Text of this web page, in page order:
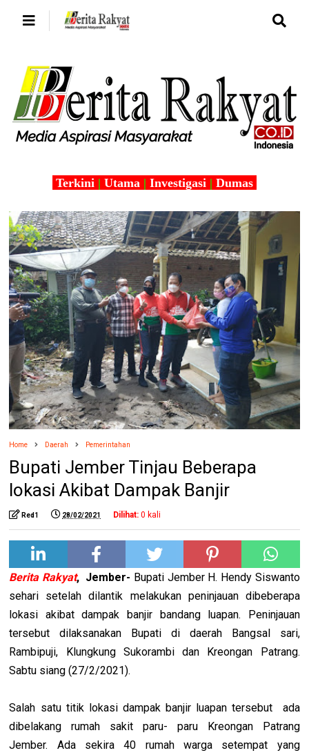
Terkini | Utama | Investigasi | Dumas
Home Daerah Pemerintahan
Bupati Jember Tinjau Beberapa
lokasi Akibat Dampak Banjir
Red1 28/02/2021 Dilihat: 0 kali
Berita Rakyat, Jember- Bupati Jember H. Hendy Siswanto
sehari setelah dilantik melakukan peninjauan dibeberapa
lokasi akibat dampak banjir bandang luapan. Peninjauan
tersebut dilaksanakan Bupati di daerah Bangsal sari,
Rambipuji, Klungkung Sukorambi dan Kreongan Patrang.
Sabtu siang (27/2/2021).
Salah satu titik lokasi dampak banjir luapan tersebut ada
dibelakang rumah sakit paru- paru Kreongan Patrang
Jember. Ada sekira 40 rumah warga setempat yang